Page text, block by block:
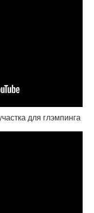
для глэмпинга